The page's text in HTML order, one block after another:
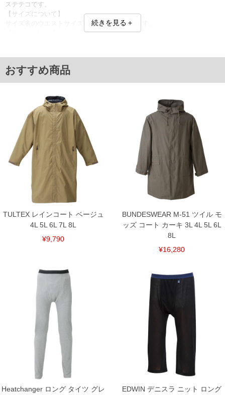
ステテコです。
【サイズについて】
サイズ表のウエストサイズは適応範囲となります。
の良いクレープ素材です。
【返品交換について】 開封前なら返品交換できます。
■サイズ表
サイズ/ウエスト/わたり幅/股下/総丈
3L/95～110/41.5/45/77
4L/105～120/45/45/79
5L/115～130/48/45/81
6L/125～140/51.5/45/83
7L/135～150/55/45/85
8L/145～160/58/45/87
単位はcm
※【返品交換について】
返品交換希望の方は、商品到着後1週間以内にご連絡ください。
下着(肌着)やワイシャツは商品の性質上、返品交換不可とさせて頂いております。予め
※【ボトムの裾上げをご希望の場合】
出荷まで約1週間～20日間程お時間を頂く場合がございます。
尚、裾上げした商品は返品・交換不可となりますので、予めご了承下さい。
一部、お直しに対応出来ない商品がございます。(例：裾にファスナーや調節ひもが付
いている、極端なデザインが施されている等)
※商品によって若干のサイズの誤差がございます。また、お客様がご使用の環境（コ
ンピュータ画面）によって、商品の色味が若干異なる場合がございます。予めご了承
※当店での掲載商品は、実店鋪と在庫を共用しておりますので店頭での売り違い、店
舗からのお取り寄せ等により、お客様にご迷惑をお掛けしてしまう場合がございま
す。そのようなことがない様最大限に努めておりますが、もしあった場合速やかにご
連絡させて頂きますので予めご了承ください。
DETAIL
続きを見る＋
おすすめ商品
TULTEX レインコート ベージュ
4L 5L 6L 7L 8L
¥9,790
BUNDESWEAR M-51 ツイル モ
ッズ コート カーキ 3L 4L 5L 6L
8L
¥16,280
Heatchanger ロング タイツ グレ EDWIN デニスラ ニット ロング